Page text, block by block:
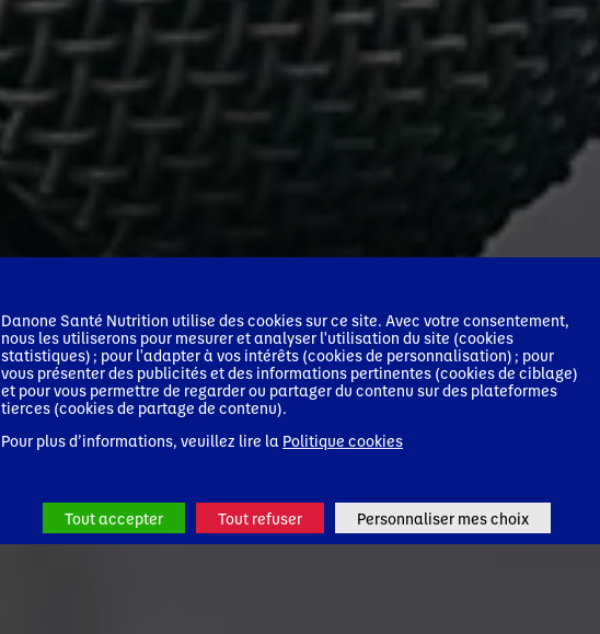
Danone Santé Nutrition utilise des cookies sur ce site. Avec votre consentement,
nous les utiliserons pour mesurer et analyser l'utilisation du site (cookies
statistiques) ; pour l'adapter à vos intérêts (cookies de personnalisation) ; pour
vous présenter des publicités et des informations pertinentes (cookies de ciblage)
et pour vous permettre de regarder ou partager du contenu sur des plateformes
tierces (cookies de partage de contenu).
Pour plus d’informations, veuillez lire la Politique cookies
Tout accepter Tout refuser Personnaliser mes choix